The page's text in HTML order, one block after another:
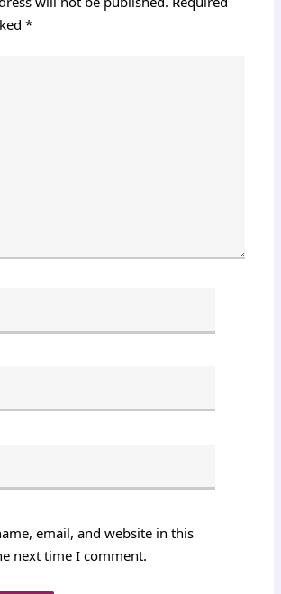
*
email, and website in this
next time I comment.